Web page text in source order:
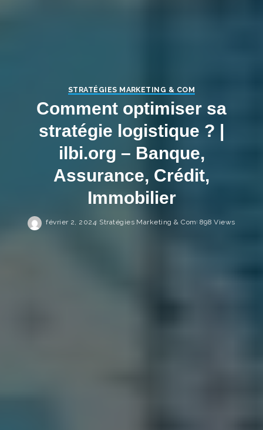
STRATÉGIES MARKETING & COM
Comment optimiser sa
stratégie logistique ? |
ilbi.org – Banque,
Assurance, Crédit,
Immobilier
février 2, 2024 Stratégies Marketing & Com 898 Views